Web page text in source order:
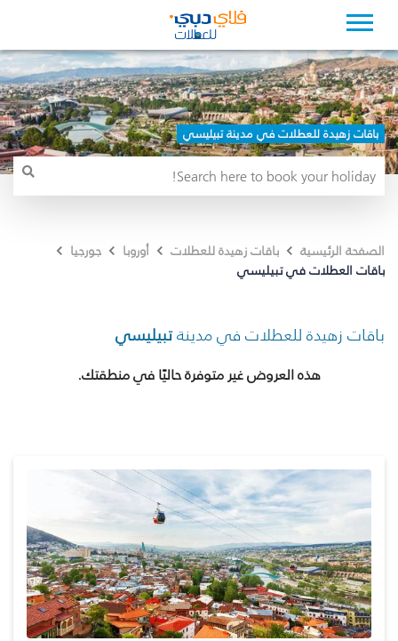
باقات زهيدة للعطلات في مدينة تبيليسي
الصفحة الرئيسية باقات زهيدة للعطلات أوروبا
جورجيا
باقات العطلات في تبيليسي
باقات زهيدة للعطلات في مدينةتبيليسي
هذه العروض غير متوفرة حاليًا في منطقتك.